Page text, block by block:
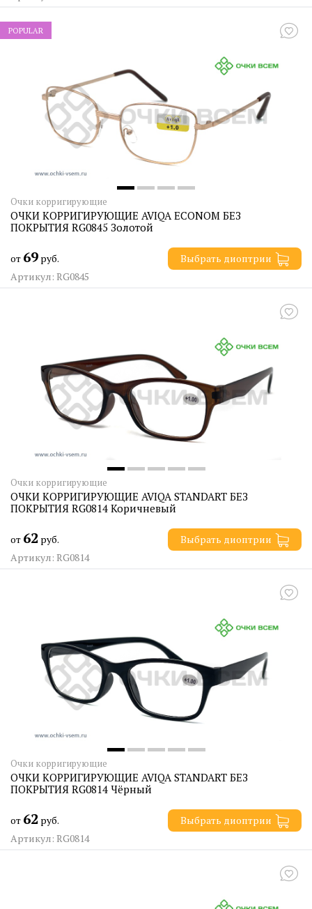
POPULAR
Очки корригирующие
ОЧКИ КОРРИГИРУЮЩИЕ AVIQA ECONOM БЕЗ
ПОКРЫТИЯ RG0845 Золотой
от 69 руб.
Выбрать диоптрии
Артикул: RG0845
Очки корригирующие
ОЧКИ КОРРИГИРУЮЩИЕ AVIQA STANDART БЕЗ
ПОКРЫТИЯ RG0814 Коричневый
от 62 руб.
Выбрать диоптрии
Артикул: RG0814
Очки корригирующие
ОЧКИ КОРРИГИРУЮЩИЕ AVIQA STANDART БЕЗ
ПОКРЫТИЯ RG0814 Чёрный
от 62 руб.
Выбрать диоптрии
Артикул: RG0814